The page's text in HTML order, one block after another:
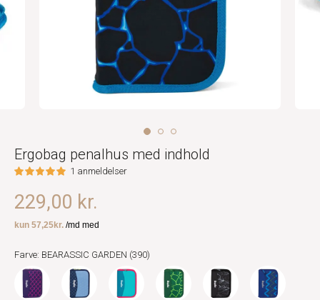
Ergobag penalhus med indhold
1 anmeldelser
229,00 kr.
Farve: BEARASSIC GARDEN (390)